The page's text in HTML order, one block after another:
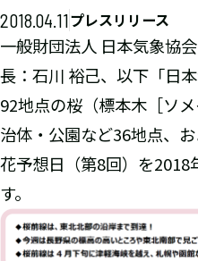
2018.04.11プレスリリース
一般財団法人 日本気象協
長：石川 裕己、以下「日
92地点の桜（標本木［ソ
治体・公園など36地点、
花予想日（第8回）を
す。